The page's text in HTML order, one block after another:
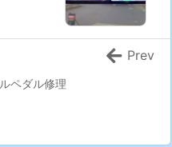
ペダル修理
Prev